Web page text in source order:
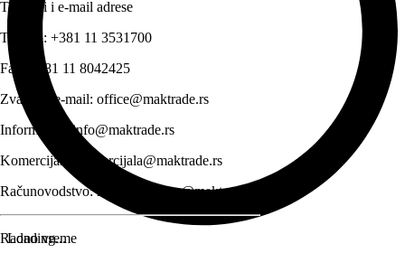
Telefoni i e-mail adrese
Telefon: +381 11 3531700
Fax:
+381 11 8042425
Zvanični e-mail: office@maktrade.rs
Informacije:
info@maktrade.rs
Komercijala:
komercijala@maktrade.rs
Računovodstvo:racunovodstvo@maktrade.rs
Radno vreme
Loading...